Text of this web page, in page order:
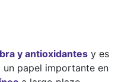
y antioxidantes y es
un papel importante en